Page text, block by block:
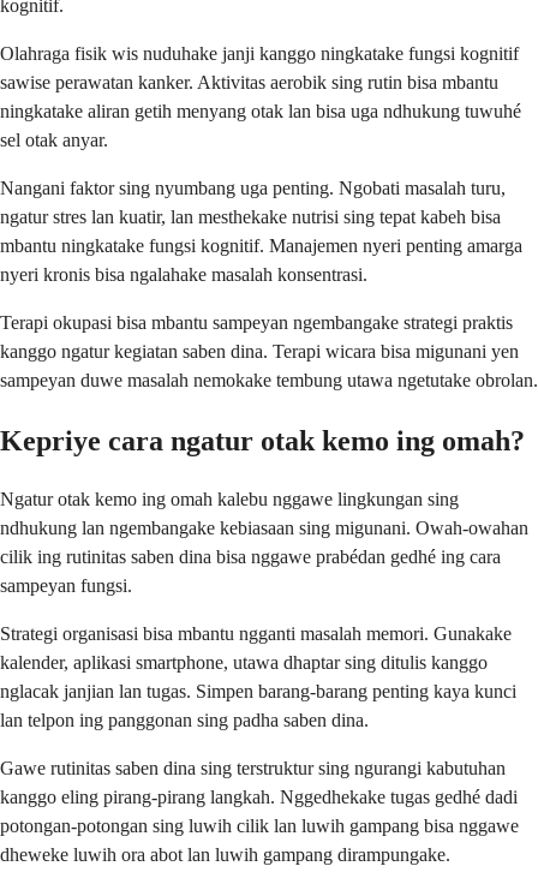
kognitif.
Olahraga fisik wis nuduhake janji kanggo ningkatake fungsi kognitif
sawise perawatan kanker. Aktivitas aerobik sing rutin bisa mbantu
ningkatake aliran getih menyang otak lan bisa uga ndhukung tuwuhé
sel otak anyar.
Nangani faktor sing nyumbang uga penting. Ngobati masalah turu,
ngatur stres lan kuatir, lan mesthekake nutrisi sing tepat kabeh bisa
mbantu ningkatake fungsi kognitif. Manajemen nyeri penting amarga
nyeri kronis bisa ngalahake masalah konsentrasi.
Terapi okupasi bisa mbantu sampeyan ngembangake strategi praktis
kanggo ngatur kegiatan saben dina. Terapi wicara bisa migunani yen
sampeyan duwe masalah nemokake tembung utawa ngetutake obrolan.
Kepriye cara ngatur otak kemo ing omah?
Ngatur otak kemo ing omah kalebu nggawe lingkungan sing
ndhukung lan ngembangake kebiasaan sing migunani. Owah-owahan
cilik ing rutinitas saben dina bisa nggawe prabédan gedhé ing cara
sampeyan fungsi.
Strategi organisasi bisa mbantu ngganti masalah memori. Gunakake
kalender, aplikasi smartphone, utawa dhaptar sing ditulis kanggo
nglacak janjian lan tugas. Simpen barang-barang penting kaya kunci
lan telpon ing panggonan sing padha saben dina.
Gawe rutinitas saben dina sing terstruktur sing ngurangi kabutuhan
kanggo eling pirang-pirang langkah. Nggedhekake tugas gedhé dadi
potongan-potongan sing luwih cilik lan luwih gampang bisa nggawe
dheweke luwih ora abot lan luwih gampang dirampungake.